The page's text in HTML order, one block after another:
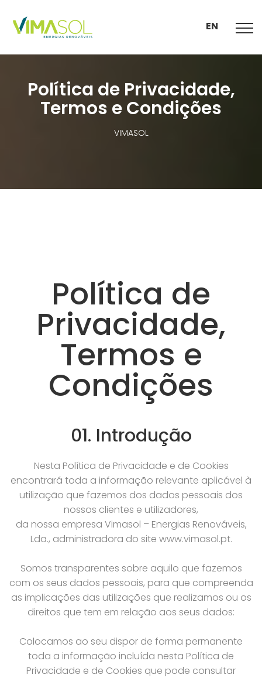
EN
Política de Privacidade,
Termos e Condições
VIMASOL
Política de
Privacidade,
Termos e
Condições
01. Introdução
Nesta Política de Privacidade e de Cookies
encontrará toda a informação relevante aplicável à
utilização que fazemos dos dados pessoais dos
nossos clientes e utilizadores,
da nossa empresa Vimasol – Energias Renováveis,
Lda., administradora do site www.vimasol.pt.
Somos transparentes sobre aquilo que fazemos
com os seus dados pessoais, para que compreenda
as implicações das utilizações que realizamos ou os
direitos que tem em relação aos seus dados:
Colocamos ao seu dispor de forma permanente
toda a informação incluída nesta Política de
Privacidade e de Cookies que pode consultar